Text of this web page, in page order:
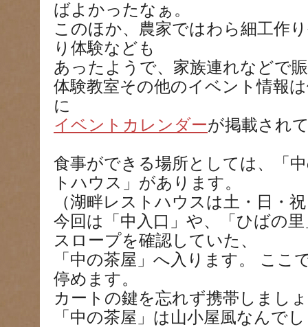
ばよかったなぁ。
このほか、農家ではわら細工作
り体験なども
あったようで、家族連れなどで
体験教室その他のイベント情報
に
イベントカレンダーが掲載され
食事ができる場所としては、「
トハウス」があります。
（湖畔レストハウスは土・日・
今回は「中入口」や、「ひばの
スロープを確認していた、
「中の茶屋」へ入ります。 ここ
停めます。
カートの鍵を忘れず携帯しまし
「中の茶屋」は山小屋風なんで